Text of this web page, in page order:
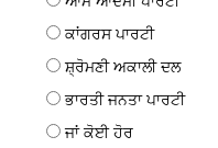
ਕਾਂਗਰਸ ਪਾਰਟੀ
ਸ਼੍ਰੋਮਣੀ ਅਕਾਲੀ ਦਲ
ਭਾਰਤੀ ਜਨਤਾ ਪਾਰਟੀ
ਜਾਂ ਕੋਈ ਹੋਰ